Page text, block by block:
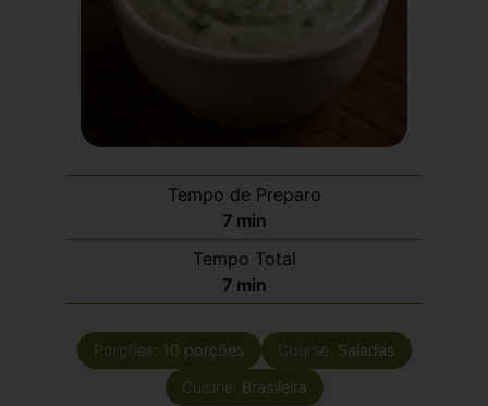
Tempo de Preparo
7 min
Tempo Total
7 min
Porções: 10 porções Course: Saladas
Cuisine: Brasileira